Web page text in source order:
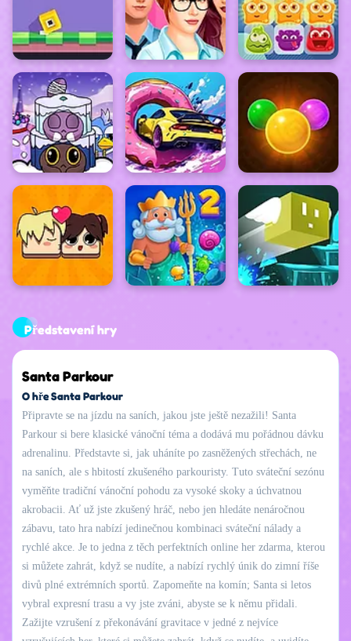
Představení hry
Santa Parkour
O hře Santa Parkour
Připravte se na jízdu na saních, jakou jste ještě nezažili! Santa
Parkour si bere klasické vánoční téma a dodává mu pořádnou dávku
adrenalinu. Představte si, jak uháníte po zasněžených střechách, ne
na saních, ale s hbitostí zkušeného parkouristy. Tuto sváteční sezónu
vyměňte tradiční vánoční pohodu za vysoké skoky a úchvatnou
akrobacii. Ať už jste zkušený hráč, nebo jen hledáte nenáročnou
zábavu, tato hra nabízí jedinečnou kombinaci sváteční nálady a
rychlé akce. Je to jedna z těch perfektních online her zdarma, kterou
si můžete zahrát, když se nudíte, a nabízí rychlý únik do zimní říše
divů plné extrémních sportů. Zapomeňte na komín; Santa si letos
vybral expresní trasu a vy jste zváni, abyste se k němu přidali.
Zažijte vzrušení z překonávání gravitace v jedné z nejvíce